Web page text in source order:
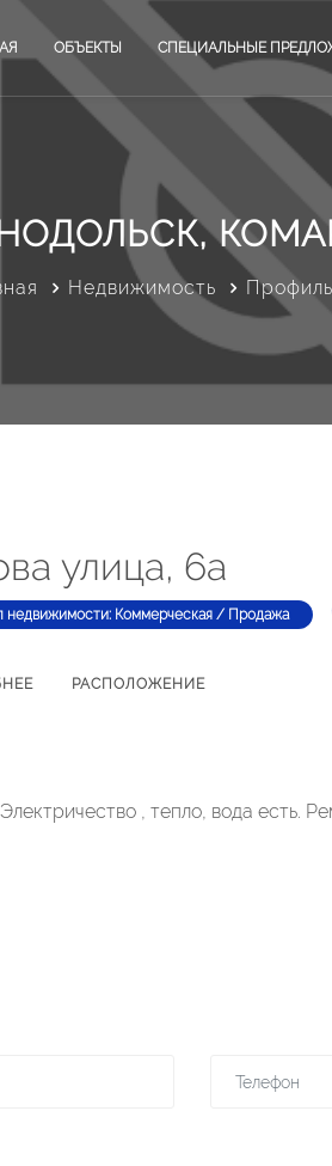
ОБЪЕКТЫ СПЕЦИАЛЬНЫЕ
Недвижимость
улица, 6а
недвижимости: Коммерческая / Продажа
РАСПОЛОЖЕНИЕ
, тепло, вода есть.